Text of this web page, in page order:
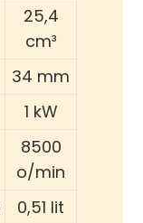
25,4
cm³
34 mm
1 kW
8500
o/min
0,51 lit